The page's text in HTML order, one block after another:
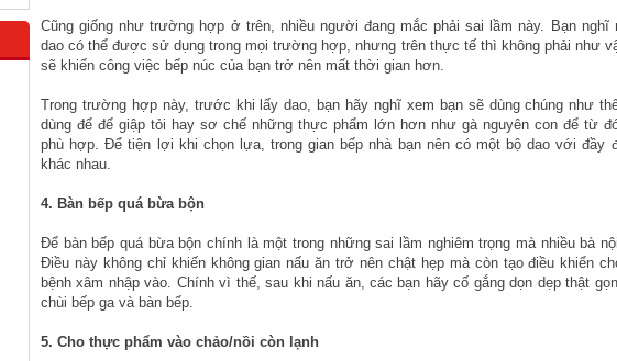
Cũng giống như trường hợp ở trên, nhiều người đang mắc phải sai lầm này. Bạn nghĩ
dao có thể được sử dụng trong mọi trường hợp, nhưng trên thực tế thì không phải như
sẽ khiến công việc bếp núc của bạn trở nên mất thời gian hơn.
Trong trường hợp này, trước khi lấy dao, bạn hãy nghĩ xem bạn sẽ dùng chúng như
dùng để để giập tỏi hay sơ chế những thực phẩm lớn hơn như gà nguyên con để từ
phù hợp. Để tiện lợi khi chọn lựa, trong gian bếp nhà bạn nên có một bộ dao với đầy
khác nhau.
4. Bàn bếp quá bừa bộn
Để bàn bếp quá bừa bộn chính là một trong những sai lầm nghiêm trọng mà nhiều bà
Điều này không chỉ khiến không gian nấu ăn trở nên chật hẹp mà còn tạo điều khiển
bệnh xâm nhập vào. Chính vì thế, sau khi nấu ăn, các bạn hãy cố gắng dọn dẹp thật
chùi bếp ga và bàn bếp.
5. Cho thực phẩm vào chảo/nồi còn lạnh